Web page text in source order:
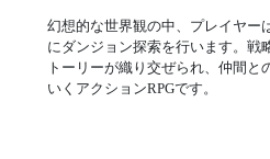
幻想的な世界観の中、プレイヤー
にダンジョン探索を行います。戦
トーリーが織り交ぜられ、仲間と
いくアクションRPGです。